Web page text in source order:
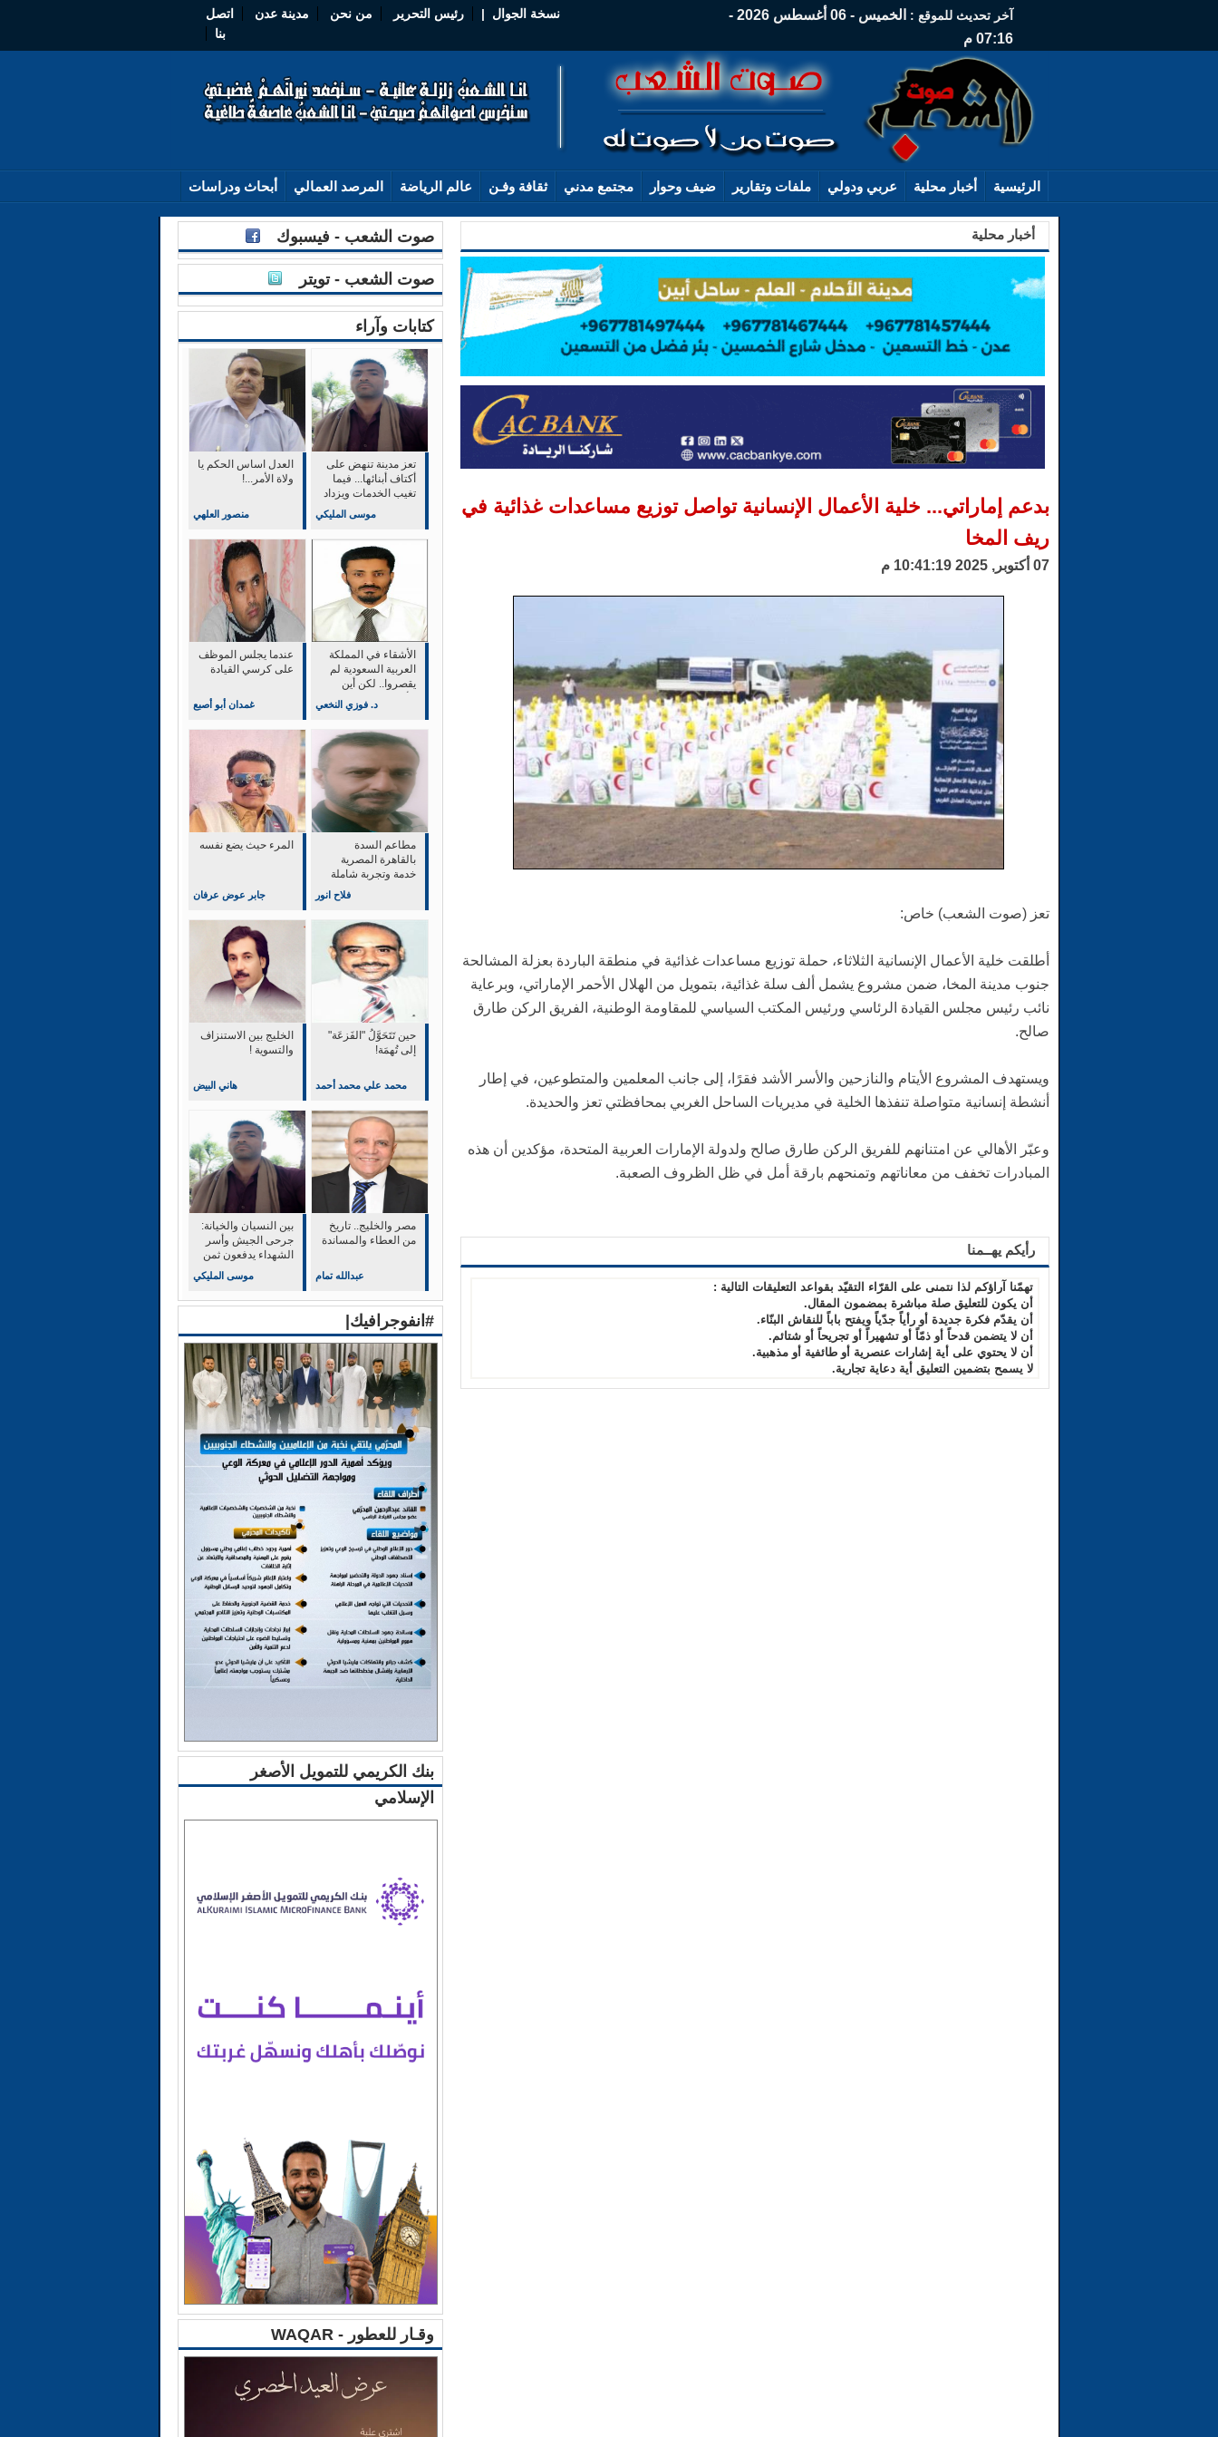
آخر تحديث للموقع :
الخميس - 06 أغسطس 2026 -
07:16 م
نسخة الجوال | رئيس التحرير من نحن مدينة عدن
اتصل
بنا
الرئيسية أخبار محلية عربي ودولي ملفات وتقارير ضيف وحوار مجتمع مدني ثقافة وفـن عالم الرياضة المرصد العمالي أبحاث ودراسات
صوت الشعب - فيسبوك
صوت الشعب - تويتر
كتابات وآراء
العدل اساس الحكم يا
ولاة الأمر...!
منصور العلهي
تعز مدينة تنهض على
أكتاف أبنائها... فيما
تغيب الخدمات ويزداد
موسى المليكي
عندما يجلس الموظف
على كرسي القيادة
غمدان أبو أصبع
الأشقاء في المملكة
العربية السعودية لم
يقصروا.. لكن أين
د. فوزي النخعي
المرء حيث يضع نفسه
جابر عوض عرفان
مطاعم السدة
بالقاهرة المصرية
خدمة وتجربة شاملة
في التميز والابداعفلاح انور
‏الخليج بين الاستنزاف
والتسوية !
هاني البيض
حين تَتَحَوَّلُ "الفَزعَة"
إلى تُهمَة!
محمد علي محمد أحمد
بين النسيان والخيانة:
جرحى الجيش وأسر
الشهداء يدفعون ثمن
موسى المليكي
مصر والخليج.. تاريخ
من العطاء والمساندة
عبدالله تمام
#انفوجرافيك|
بنك الكريمي للتمويل الأصغر
الإسلامي
وقـار للعطور - WAQAR
أخبار محلية
بدعم إماراتي... خلية الأعمال الإنسانية تواصل توزيع مساعدات غذائية في
ريف المخا
07 أكتوبر, 2025 10:41:19 م
تعز (صوت الشعب) خاص:
أطلقت خلية الأعمال الإنسانية الثلاثاء، حملة توزيع مساعدات غذائية في منطقة الباردة بعزلة المشالحة
جنوب مدينة المخا، ضمن مشروع يشمل ألف سلة غذائية، بتمويل من الهلال الأحمر الإماراتي، وبرعاية
نائب رئيس مجلس القيادة الرئاسي ورئيس المكتب السياسي للمقاومة الوطنية، الفريق الركن طارق
صالح.
ويستهدف المشروع الأيتام والنازحين والأسر الأشد فقرًا، إلى جانب المعلمين والمتطوعين، في إطار
أنشطة إنسانية متواصلة تنفذها الخلية في مديريات الساحل الغربي بمحافظتي تعز والحديدة.
وعبّر الأهالي عن امتنانهم للفريق الركن طارق صالح ولدولة الإمارات العربية المتحدة، مؤكدين أن هذه
المبادرات تخفف من معاناتهم وتمنحهم بارقة أمل في ظل الظروف الصعبة.
رأيكم يهــمنا
تهمّنا آراؤكم لذا نتمنى على القرّاء التقيّد بقواعد التعليقات التالية :
أن يكون للتعليق صلة مباشرة بمضمون المقال.
أن يقدّم فكرة جديدة أو رأياً جدّياً ويفتح باباً للنقاش البنّاء.
أن لا يتضمن قدحاً أو ذمّاً أو تشهيراً أو تجريحاً أو شتائم.
أن لا يحتوي على أية إشارات عنصرية أو طائفية أو مذهبية.
لا يسمح بتضمين التعليق أية دعاية تجارية.